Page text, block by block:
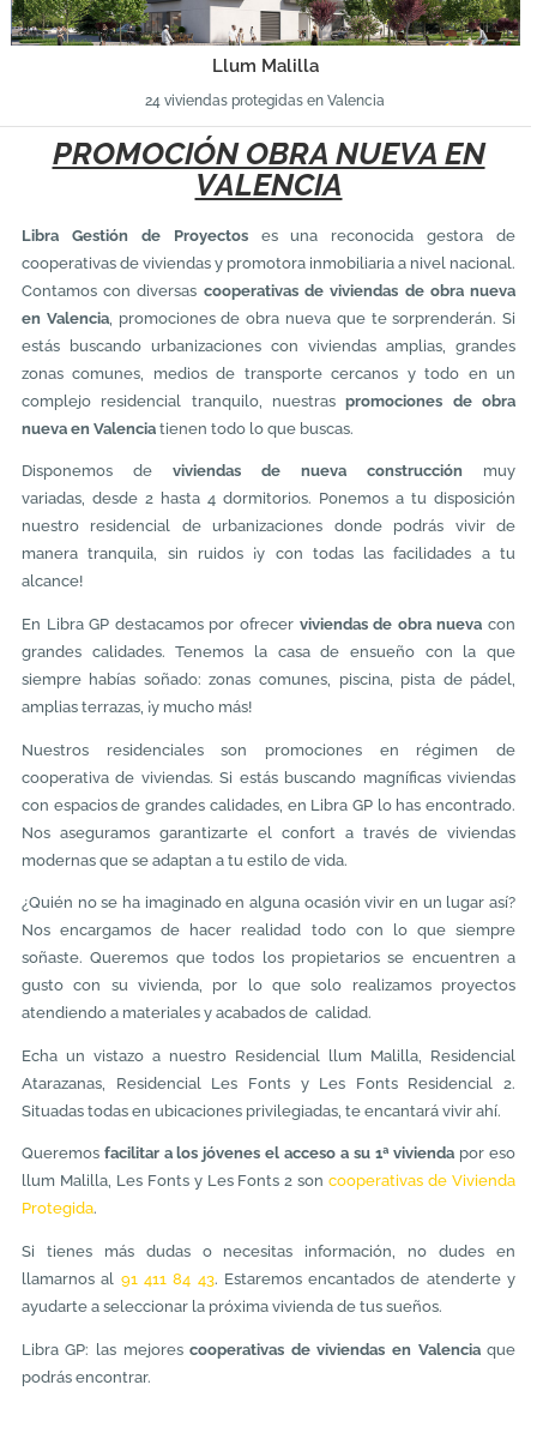
Llum Malilla
24 viviendas protegidas en Valencia
PROMOCIÓN OBRA NUEVA EN
VALENCIA
Libra Gestión de Proyectoses una reconocida gestora de
cooperativas de viviendas y promotora inmobiliaria a nivel nacional.
Contamos con diversas cooperativas de viviendas de obra nueva
en Valencia, promociones de obra nueva que te sorprenderán. Si
estás buscando urbanizaciones con viviendas amplias, grandes
zonas comunes, medios de transporte cercanos y todo en un
complejo residencial tranquilo, nuestraspromociones de obra
nueva en Valenciatienen todo lo que buscas.
Disponemos de viviendas de nueva construcción muy
variadas, desde 2 hasta 4 dormitorios. Ponemos a tu disposición
nuestro residencial de urbanizaciones donde podrás vivir de
manera tranquila, sin ruidos ¡y con todas las facilidades a tu
alcance!
En Libra GP destacamos por ofrecer viviendas de obra nueva con
grandes calidades. Tenemos la casa de ensueño con la que
siempre habías soñado: zonas comunes, piscina, pista de pádel,
amplias terrazas, ¡y mucho más!
Nuestros residenciales son promociones en régimen de
cooperativa de viviendas. Si estás buscando magníficas viviendas
con espacios de grandes calidades, en Libra GP lo has encontrado.
Nos aseguramos garantizarte el confort a través de viviendas
modernas que se adaptan a tu estilo de vida.
¿Quién no se ha imaginado en alguna ocasión vivir en un lugar así?
Nos encargamos de hacer realidad todo con lo que siempre
soñaste. Queremos que todos los propietarios se encuentren a
gusto con su vivienda, por lo que solo realizamos proyectos
atendiendo a materiales y acabados de calidad.
Echa un vistazo a nuestro Residencial llum Malilla, Residencial
Atarazanas, Residencial Les Fonts y Les Fonts Residencial 2.
Situadas todas en ubicaciones privilegiadas, te encantará vivir ahí.
Queremos facilitar a los jóvenes el acceso a su 1ª vivienda por eso
llum Malilla, Les Fonts y Les Fonts 2 soncooperativas de Vivienda
Protegida.
Si tienes más dudas o necesitas información, no dudes en
llamarnos al 91 411 84 43. Estaremos encantados de atenderte y
ayudarte a seleccionar la próxima vivienda de tus sueños.
Libra GP: las mejorescooperativas de viviendas en Valenciaque
podrás encontrar.